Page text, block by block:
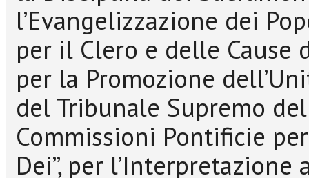
l’Evangelizzazione dei
per il Clero e delle
per la Promozione
del Tribunale Supremo
Commissioni Pontificie per
Dei”, per